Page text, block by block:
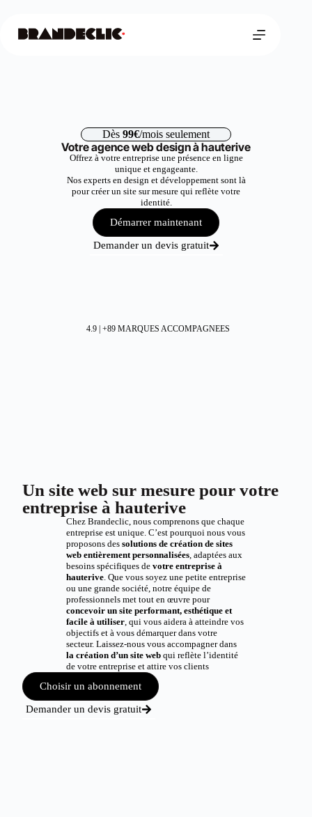
Dès 99€/mois seulement
Votre agence web design à hauterive
Offrez à votre entreprise une présence en ligne
unique et engageante.
Nos experts en design et développement sont là
pour créer un site sur mesure qui reflète votre
identité.
Démarrer maintenant
Demander un devis gratuit
4.9 | +89 MARQUES ACCOMPAGNEES
Un site web sur mesure pour votre
entreprise à hauterive
Chez Brandeclic, nous comprenons que chaque
entreprise est unique. C’est pourquoi nous vous
proposons des solutions de création de sites
web entièrement personnalisées, adaptées aux
besoins spécifiques de votre entreprise à
hauterive. Que vous soyez une petite entreprise
ou une grande société, notre équipe de
professionnels met tout en œuvre pour
concevoir un site performant, esthétique et
facile à utiliser, qui vous aidera à atteindre vos
objectifs et à vous démarquer dans votre
secteur. Laissez-nous vous accompagner dans
la création d’un site webqui reflète l’identité
de votre entreprise et attire vos clients
Choisir un abonnement
Demander un devis gratuit